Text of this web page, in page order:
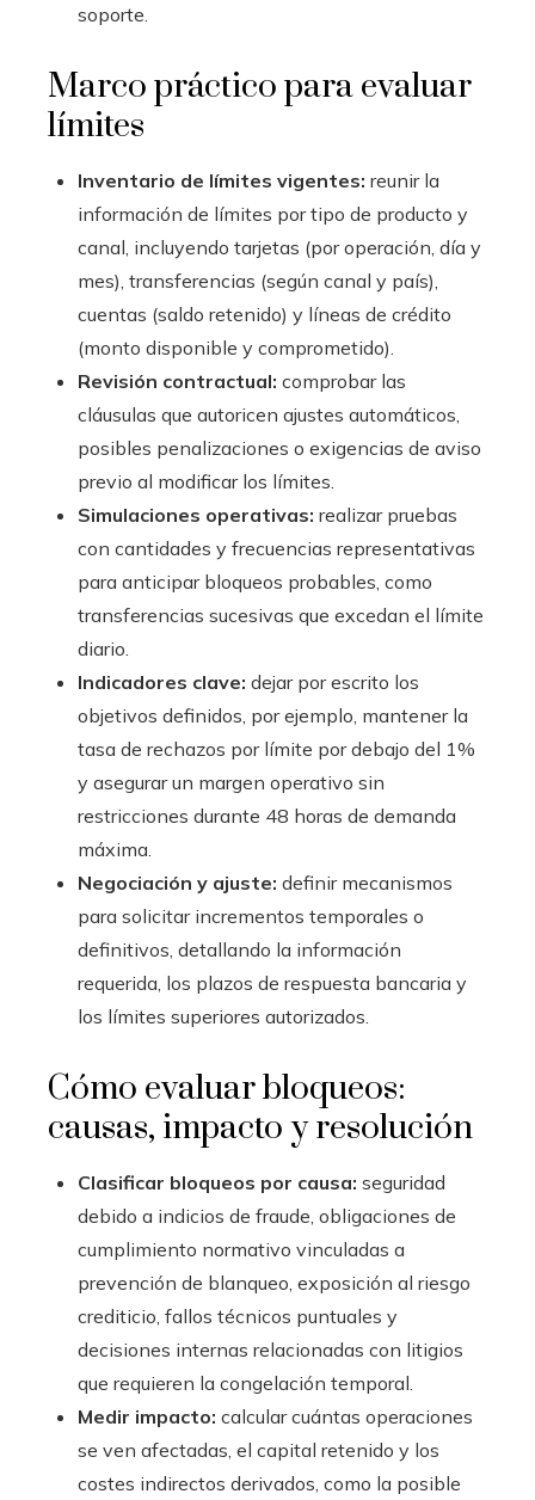
soporte.
Marco práctico para evaluar
límites
Inventario de límites vigentes: reunir la
información de límites por tipo de producto y
canal, incluyendo tarjetas (por operación, día y
mes), transferencias (según canal y país),
cuentas (saldo retenido) y líneas de crédito
(monto disponible y comprometido).
Revisión contractual: comprobar las
cláusulas que autoricen ajustes automáticos,
posibles penalizaciones o exigencias de aviso
previo al modificar los límites.
Simulaciones operativas: realizar pruebas
con cantidades y frecuencias representativas
para anticipar bloqueos probables, como
transferencias sucesivas que excedan el límite
diario.
Indicadores clave: dejar por escrito los
objetivos definidos, por ejemplo, mantener la
tasa de rechazos por límite por debajo del 1%
y asegurar un margen operativo sin
restricciones durante 48 horas de demanda
máxima.
Negociación y ajuste: definir mecanismos
para solicitar incrementos temporales o
definitivos, detallando la información
requerida, los plazos de respuesta bancaria y
los límites superiores autorizados.
Cómo evaluar bloqueos:
causas, impacto y resolución
Clasificar bloqueos por causa: seguridad
debido a indicios de fraude, obligaciones de
cumplimiento normativo vinculadas a
prevención de blanqueo, exposición al riesgo
crediticio, fallos técnicos puntuales y
decisiones internas relacionadas con litigios
que requieren la congelación temporal.
Medir impacto: calcular cuántas operaciones
se ven afectadas, el capital retenido y los
costes indirectos derivados, como la posible